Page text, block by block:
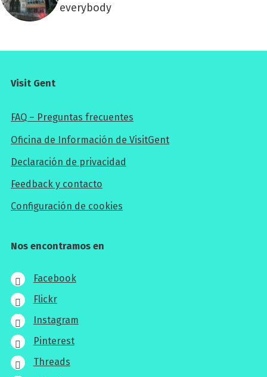
everybody
Visit Gent
FAQ – Preguntas frecuentes
Oficina de Información de VisitGent
Declaración de privacidad
Feedback y contacto
Configuración de cookies
Nos encontramos en
Facebook
Flickr
Instagram
Pinterest
Threads